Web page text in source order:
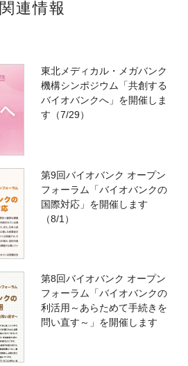
関連情報
東北メディカル・メガバンク
機構シンポジウム「共創する
バイオバンクへ」を開催しま
す（7/29）
第9回バイオバンク オープン
フォーラム「バイオバンクの
国際対応」を開催します
（8/1）
第8回バイオバンク オープン
フォーラム「バイオバンクの
利活用～あらためて手続きを
問い直す～」を開催します